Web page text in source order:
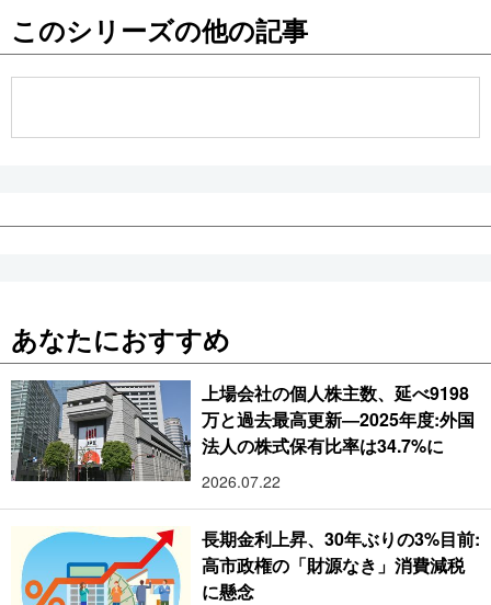
東京
このシリーズの他の記事
あなたにおすすめ
上場会社の個人株主数、延べ9198
万と過去最高更新―2025年度:外国
法人の株式保有比率は34.7%に
2026.07.22
長期金利上昇、30年ぶりの3%目前:
高市政権の「財源なき」消費減税
に懸念